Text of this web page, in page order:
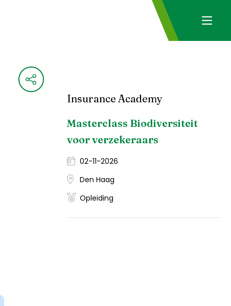
Insurance Academy
Masterclass Biodiversiteit
voor verzekeraars
02-11-2026
Den Haag
Opleiding